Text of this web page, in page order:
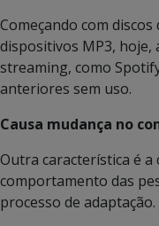
Começando com
dispositivos MP3, hoje,
streaming, como
anteriores sem uso.
Causa mudança no
Outra característica é a
comportamento das
processo de adaptação.